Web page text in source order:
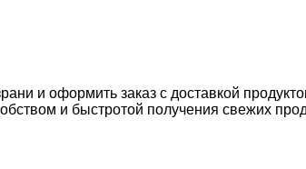
и оформить заказ с доставкой
и быстротой получения свежих